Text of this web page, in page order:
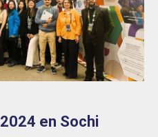
en Sochi